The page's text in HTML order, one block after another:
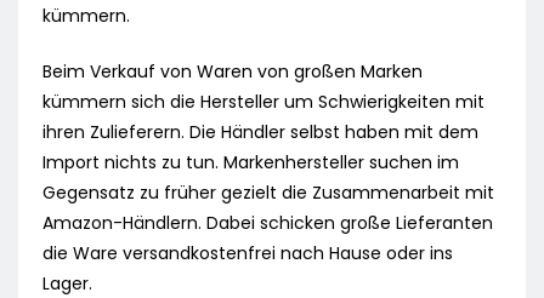
kümmern.
Beim Verkauf von Waren von großen Marken
kümmern sich die Hersteller um Schwierigkeiten mit
ihren Zulieferern. Die Händler selbst haben mit dem
Import nichts zu tun. Markenhersteller suchen im
Gegensatz zu früher gezielt die Zusammenarbeit mit
Amazon-Händlern. Dabei schicken große Lieferanten
die Ware versandkostenfrei nach Hause oder ins
Lager.